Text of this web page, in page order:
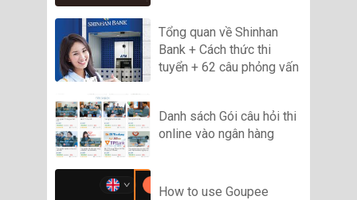
Tổng quan về Shinhan
Bank + Cách thức thi
tuyển + 62 câu phỏng vấn
Danh sách Gói câu hỏi thi
online vào ngân hàng
How to use Goupee